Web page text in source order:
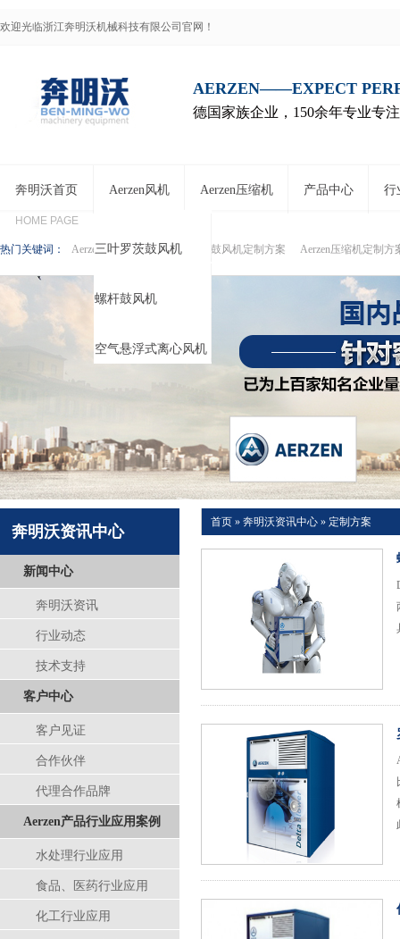
欢迎光临浙江奔明沃机械科技有限公司官网！
AERZEN——EXPECT
德国家族企业，150余年专业专
奔明沃首页
HOME PAGE
Aerzen风机
三叶罗茨鼓风机
螺杆鼓风机
空气悬浮式离心风机
Aerzen压缩机 产品中心 行
热门关键词： Aerzen压缩机代理商 Aerzen鼓风机定制方案 Aerzen压缩机定制方
奔明沃资讯中心
新闻中心
奔明沃资讯
行业动态
技术支持
客户中心
客户见证
合作伙伴
代理合作品牌
Aerzen产品行业应用案例
水处理行业应用
食品、医药行业应用
化工行业应用
首页 » 奔明沃资讯中心 » 定制方案